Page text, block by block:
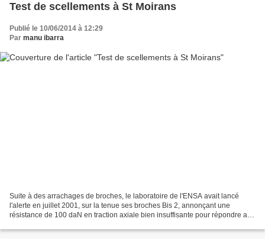
Test de scellements à St Moirans
Publié le 10/06/2014 à 12:29
Par manu ibarra
Suite à des arrachages de broches, le laboratoire de l'ENSA avait lancé
l'alerte en juillet 2001, sur la tenue ses broches Bis 2, annonçant une
résistance de 100 daN en traction axiale bien insuffisante pour répondre aux